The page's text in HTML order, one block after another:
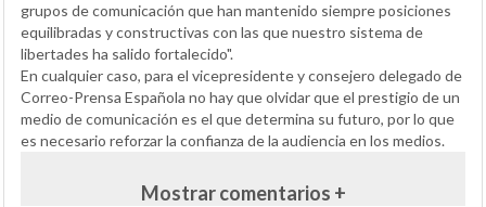
grupos de comunicación que han mantenido siempre posiciones
equilibradas y constructivas con las que nuestro sistema de
libertades ha salido fortalecido".
En cualquier caso, para el vicepresidente y consejero delegado de
Correo-Prensa Española no hay que olvidar que el prestigio de un
medio de comunicación es el que determina su futuro, por lo que
es necesario reforzar la confianza de la audiencia en los medios.
Mostrar comentarios +